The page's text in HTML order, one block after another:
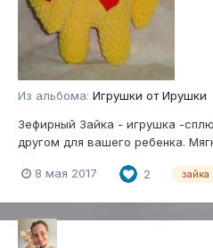
Из альбома: Игрушки от Ирушки
Зефирный Зайка - игрушка -
другом для вашего ребенка.
8 мая 2017
2 зайка